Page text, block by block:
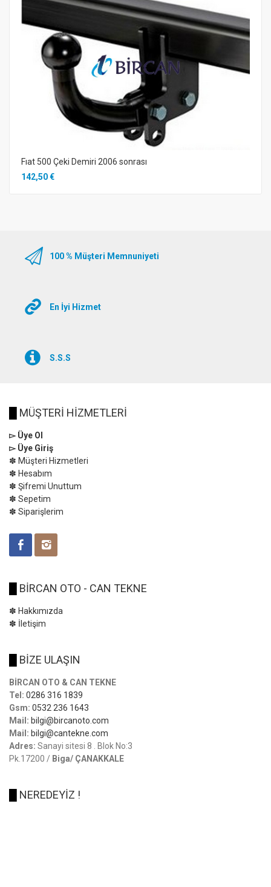
Fıat 500 Çeki Demiri 2006 sonrası
142,50 €
100 % Müşteri Memnuniyeti
En İyi Hizmet
S.S.S
MÜŞTERİ HİZMETLERİ
▻ Üye Ol
▻ Üye Giriş
✽ Müşteri Hizmetleri
✽ Hesabım
✽ Şifremi Unuttum
✽ Sepetim
✽ Siparişlerim
BİRCAN OTO - CAN TEKNE
✽ Hakkımızda
✽ İletişim
BİZE ULAŞIN
BİRCAN OTO & CAN TEKNE
Tel: 0286 316 1839
Gsm: 0532 236 1643
Mail: bilgi@bircanoto.com
Mail: bilgi@cantekne.com
Adres: Sanayi sitesi 8 . Blok No:3
Pk.17200 / Biga/ ÇANAKKALE
NEREDEYİZ !